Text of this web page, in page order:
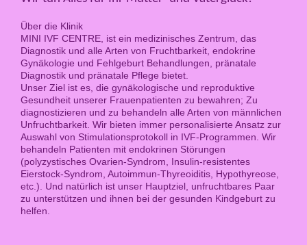
Über die Klinik
MINI IVF CENTRE, ist ein medizinisches Zentrum, das
Diagnostik und alle Arten von Fruchtbarkeit, endokrine
Gynäkologie und Fehlgeburt Behandlungen, pränatale
Diagnostik und pränatale Pflege bietet.
Unser Ziel ist es, die gynäkologische und reproduktive
Gesundheit unserer Frauenpatienten zu bewahren; Zu
diagnostizieren und zu behandeln alle Arten von männlichen
Unfruchtbarkeit. Wir bieten immer personalisierte Ansatz zur
Auswahl von Stimulationsprotokoll in IVF-Programmen. Wir
behandeln Patienten mit endokrinen Störungen
(polyzystisches Ovarien-Syndrom, Insulin-resistentes
Eierstock-Syndrom, Autoimmun-Thyreoiditis, Hypothyreose,
etc.). Und natürlich ist unser Hauptziel, unfruchtbares Paar
zu unterstützen und ihnen bei der gesunden Kindgeburt zu
helfen.